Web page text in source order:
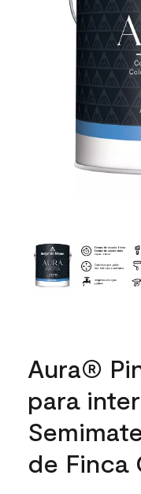
Aura®
para
de Finca